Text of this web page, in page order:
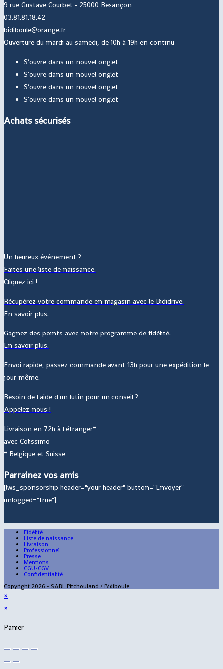
9 rue Gustave Courbet - 25000 Besançon
03.81.81.18.42
bidiboule@orange.fr
Ouverture du mardi au samedi, de 10h à 19h en continu
S’ouvre dans un nouvel onglet
S’ouvre dans un nouvel onglet
S’ouvre dans un nouvel onglet
S’ouvre dans un nouvel onglet
Achats sécurisés
Un heureux événement ?
Faites une liste de naissance.
Cliquez ici !
Récupérez votre commande en magasin avec le Bididrive.
En savoir plus.
Gagnez des points avec notre programme de fidélité.
En savoir plus.
Envoi rapide, passez commande avant 13h pour une expédition le
jour même.
Besoin de l'aide d'un lutin pour un conseil ?
Appelez-nous !
Livraison en 72h à l'étranger*
avec Colissimo
* Belgique et Suisse
Parrainez vos amis
[lws_sponsorship header="your header" button="Envoyer"
unlogged="true"]
Fidélité
Liste de naissance
Livraison
Professionnel
Presse
Mentions
CGU-CGV
Confidentialité
Copyright 2026 - SARL Pitchouland / Bidiboule
×
×
Panier